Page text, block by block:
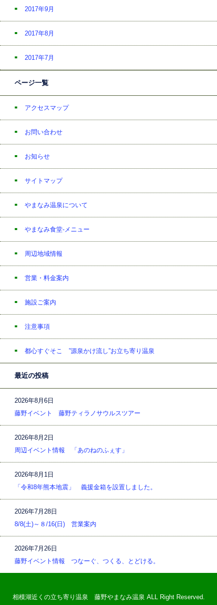
2017年9月
2017年8月
2017年7月
ページ一覧
アクセスマップ
お問い合わせ
お知らせ
サイトマップ
やまなみ温泉について
やまなみ食堂-メニュー
周辺地域情報
営業・料金案内
施設ご案内
注意事項
都心すぐそこ ”源泉かけ流し”お立ち寄り温泉
最近の投稿
2026年8月6日
藤野イベント 藤野ティラノサウルスツアー
2026年8月2日
周辺イベント情報 「あのねのふぇす」
2026年8月1日
「令和8年熊本地震」 義援金箱を設置しました。
2026年7月28日
8/8(土)～８/16(日) 営業案内
2026年7月26日
藤野イベント情報 つなーぐ、つくる、とどける。
相模湖近くの立ち寄り温泉 藤野やまなみ温泉 ALL Right Reserved.